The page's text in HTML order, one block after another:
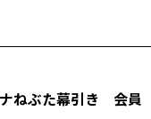
ねぶた幕引き 会員